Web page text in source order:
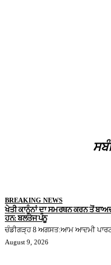
BREAKING NEWS
ਖੇਤੀ ਕਾਨੂੰਨਾਂ ਦਾ ਸਮਰਥਨ ਕਰਨ ਤੋਂ
ਹਨ: ਬਲਤੇਜ ਪੰਨੂ
ਚੰਡੀਗੜ੍ਹ 8 ਅਗਸਤ:ਆਮ ਆਦਮੀ
August 9, 2026